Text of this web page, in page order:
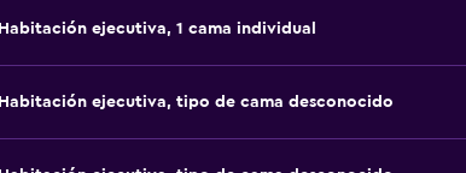
Habitación ejecutiva, 1 cama individual
Habitación ejecutiva, tipo de cama desconocido